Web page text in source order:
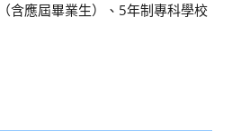
含應屆畢業生）、5年制專科學校